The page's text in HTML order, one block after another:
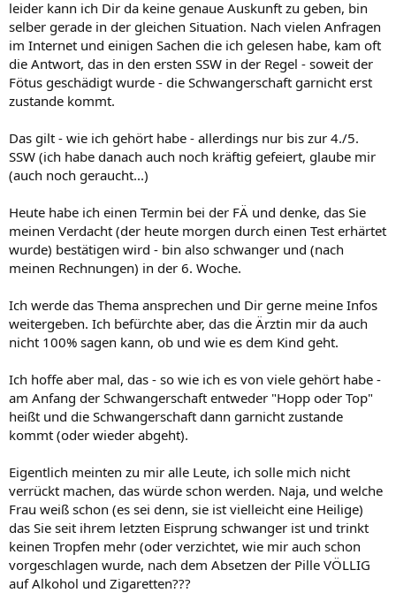
leider kann ich Dir da keine genaue Auskunft zu geben, bin
selber gerade in der gleichen Situation. Nach vielen Anfragen
im Internet und einigen Sachen die ich gelesen habe, kam oft
die Antwort, das in den ersten SSW in der Regel - soweit der
Fötus geschädigt wurde - die Schwangerschaft garnicht erst
zustande kommt.
Das gilt - wie ich gehört habe - allerdings nur bis zur 4./5.
SSW (ich habe danach auch noch kräftig gefeiert, glaube mir
(auch noch geraucht...)
Heute habe ich einen Termin bei der FÄ und denke, das Sie
meinen Verdacht (der heute morgen durch einen Test erhärtet
wurde) bestätigen wird - bin also schwanger und (nach
meinen Rechnungen) in der 6. Woche.
Ich werde das Thema ansprechen und Dir gerne meine Infos
weitergeben. Ich befürchte aber, das die Ärztin mir da auch
nicht 100% sagen kann, ob und wie es dem Kind geht.
Ich hoffe aber mal, das - so wie ich es von viele gehört habe -
am Anfang der Schwangerschaft entweder "Hopp oder Top"
heißt und die Schwangerschaft dann garnicht zustande
kommt (oder wieder abgeht).
Eigentlich meinten zu mir alle Leute, ich solle mich nicht
verrückt machen, das würde schon werden. Naja, und welche
Frau weiß schon (es sei denn, sie ist vielleicht eine Heilige)
das Sie seit ihrem letzten Eisprung schwanger ist und trinkt
keinen Tropfen mehr (oder verzichtet, wie mir auch schon
vorgeschlagen wurde, nach dem Absetzen der Pille VÖLLIG
auf Alkohol und Zigaretten???